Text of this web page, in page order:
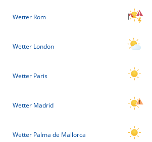
Wetter Rom
Wetter London
Wetter Paris
Wetter Madrid
Wetter Palma de Mallorca